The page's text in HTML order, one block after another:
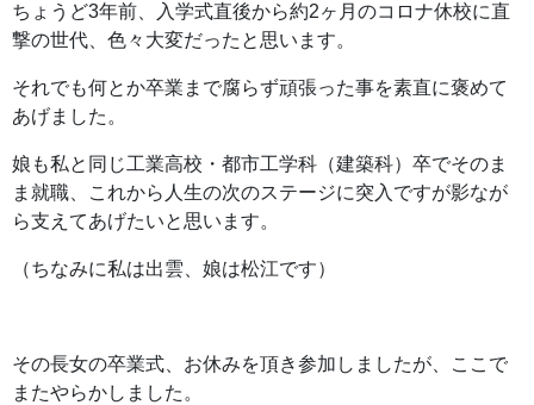
ちょうど3年前、入学式直後から約2ヶ月のコロナ休校に直
撃の世代、色々大変だったと思います。
それでも何とか卒業まで腐らず頑張った事を素直に褒めて
あげました。
娘も私と同じ工業高校・都市工学科（建築科）卒でそのま
ま就職、これから人生の次のステージに突入ですが影なが
ら支えてあげたいと思います。
（ちなみに私は出雲、娘は松江です）
その長女の卒業式、お休みを頂き参加しましたが、ここで
またやらかしました。